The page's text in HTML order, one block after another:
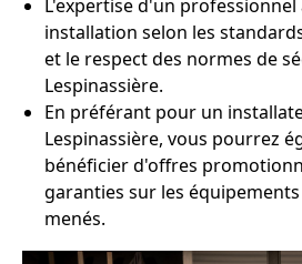
L'expertise d'un professionnel
installation selon les
et le respect des normes de
Lespinassière.
En préférant pour un
Lespinassière, vous pourrez
bénéficier d'offres
garanties sur les
menés.